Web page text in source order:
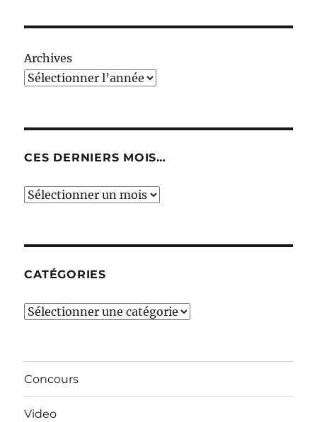
Archives
CES DERNIERS MOIS…
Ces
CATÉGORIES
Catégories
Concours
Video